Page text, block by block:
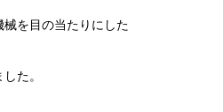
を目の当たりにした
た。